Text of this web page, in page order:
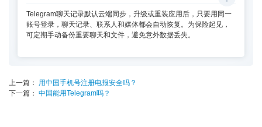
Telegram聊天记录默认云端同步，升级或重装应用后，只要用同一
账号登录，聊天记录、联系人和媒体都会自动恢复。为保险起见，
可定期手动备份重要聊天和文件，避免意外数据丢失。
上一篇：
用中国手机号注册电报安全吗？
下一篇： 中国能用Telegram吗？